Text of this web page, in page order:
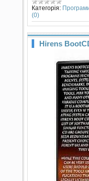
Категорія:
(0)
Hirens